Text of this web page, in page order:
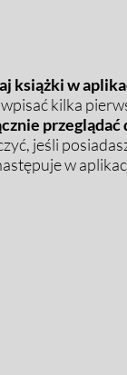
książki w
kilka
jeśli
w